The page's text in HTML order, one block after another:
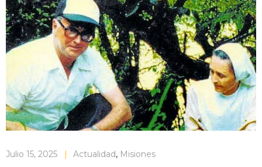
Julio 15, 2025 Actualidad, Misiones